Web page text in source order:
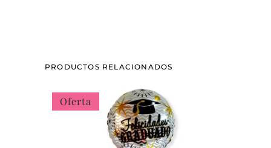
PRODUCTOS RELACIONADOS
Oferta